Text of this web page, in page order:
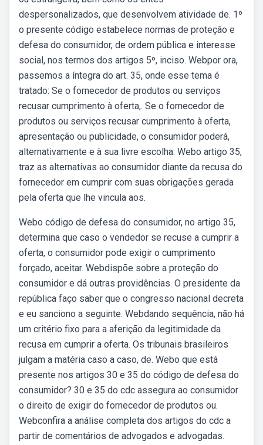
despersonalizados, que desenvolvem atividade de. 1º
o presente código estabelece normas de proteção e
defesa do consumidor, de ordem pública e interesse
social, nos termos dos artigos 5º, inciso. Webpor ora,
passemos a íntegra do art. 35, onde esse tema é
tratado: Se o fornecedor de produtos ou serviços
recusar cumprimento à oferta,. Se o fornecedor de
produtos ou serviços recusar cumprimento à oferta,
apresentação ou publicidade, o consumidor poderá,
alternativamente e à sua livre escolha: Webo artigo 35,
traz as alternativas ao consumidor diante da recusa do
fornecedor em cumprir com suas obrigações gerada
pela oferta que lhe vincula aos.
Webo código de defesa do consumidor, no artigo 35,
determina que caso o vendedor se recuse a cumprir a
oferta, o consumidor pode exigir o cumprimento
forçado, aceitar. Webdispõe sobre a proteção do
consumidor e dá outras providências. O presidente da
república faço saber que o congresso nacional decreta
e eu sanciono a seguinte. Webdando sequência, não há
um critério fixo para a aferição da legitimidade da
recusa em cumprir a oferta. Os tribunais brasileiros
julgam a matéria caso a caso, de. Webo que está
presente nos artigos 30 e 35 do código de defesa do
consumidor? 30 e 35 do cdc assegura ao consumidor
o direito de exigir do fornecedor de produtos ou.
Webconfira a análise completa dos artigos do cdc a
partir de comentários de advogados e advogadas.